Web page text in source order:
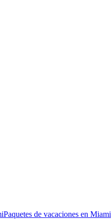
Paquetes de vacaciones en Miami